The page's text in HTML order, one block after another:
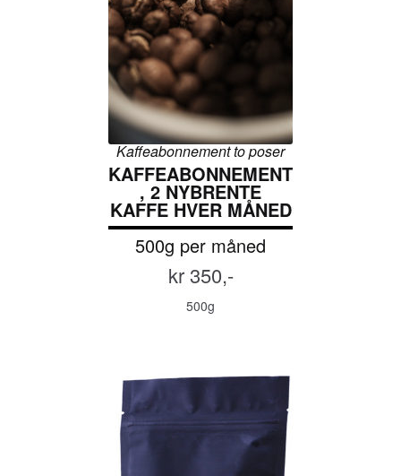
Kaffeabonnement to poser
KAFFEABONNEMENT
, 2 NYBRENTE
KAFFE HVER MÅNED
500g per måned
kr 350,-
500g